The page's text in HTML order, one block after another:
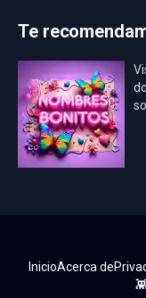
Los Minions
Mario Bros
Mickey Mouse
Pokémon
Te
InicioAcerca de